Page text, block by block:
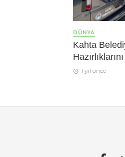
DÜNYA
Kahta
1 yıl önce